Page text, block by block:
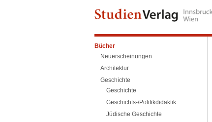
Bücher
Neuerscheinungen
Architektur
Geschichte
Geschichte
Geschichts-/Politikdidaktik
Jüdische Geschichte